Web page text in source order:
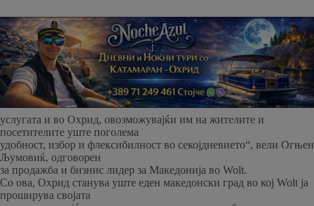
услугата и во Охрид, овозможувајќи им на жителите и
посетителите уште поголема
удобност, избор и флексибилност во секојдневието“, вели Огњен
Љумовиќ, одговорен
за продажба и бизнис лидер за Македонија во Wolt.
Со ова, Охрид станува уште еден македонски град во кој Wolt ја
проширува својата